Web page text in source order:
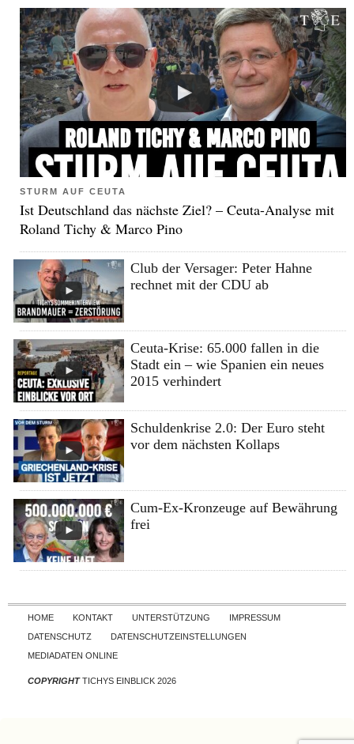
STURM AUF CEUTA
Ist Deutschland das nächste Ziel? – Ceuta-Analyse mit
Roland Tichy & Marco Pino
Club der Versager: Peter Hahne
rechnet mit der CDU ab
Ceuta-Krise: 65.000 fallen in die
Stadt ein – wie Spanien ein neues
2015 verhindert
Schuldenkrise 2.0: Der Euro steht
vor dem nächsten Kollaps
Cum-Ex-Kronzeuge auf Bewährung
frei
Skip to content
HOME KONTAKT UNTERSTÜTZUNG
IMPRESSUM
DATENSCHUTZ
DATENSCHUTZEINSTELLUNGEN
MEDIADATEN ONLINE
COPYRIGHTTICHYS EINBLICK 2026